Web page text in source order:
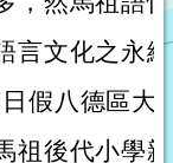
言文化之永
假八德區大
祖後代小學